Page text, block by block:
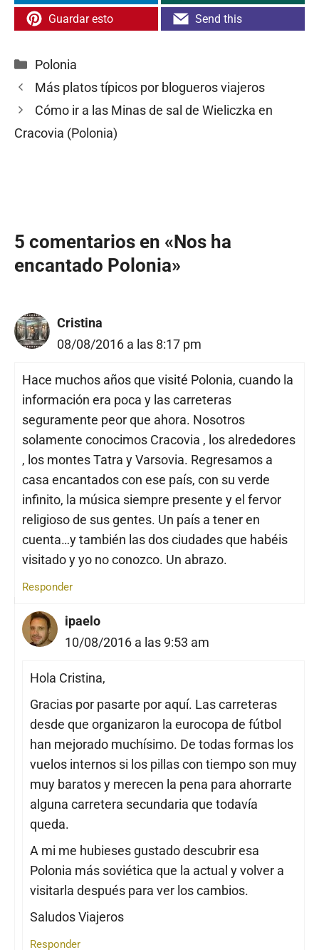
Guardar esto
Send this
Categorías
Polonia
Más platos típicos por blogueros viajeros
Cómo ir a las Minas de sal de Wieliczka en
Cracovia (Polonia)
5 comentarios en «Nos ha
encantado Polonia»
Cristina
08/08/2016 a las 8:17 pm
Hace muchos años que visité Polonia, cuando la
información era poca y las carreteras
seguramente peor que ahora. Nosotros
solamente conocimos Cracovia , los alrededores
, los montes Tatra y Varsovia. Regresamos a
casa encantados con ese país, con su verde
infinito, la música siempre presente y el fervor
religioso de sus gentes. Un país a tener en
cuenta…y también las dos ciudades que habéis
visitado y yo no conozco. Un abrazo.
Responder
ipaelo
10/08/2016 a las 9:53 am
Hola Cristina,
Gracias por pasarte por aquí. Las carreteras
desde que organizaron la eurocopa de fútbol
han mejorado muchísimo. De todas formas los
vuelos internos si los pillas con tiempo son muy
muy baratos y merecen la pena para ahorrarte
alguna carretera secundaria que todavía
queda.
A mi me hubieses gustado descubrir esa
Polonia más soviética que la actual y volver a
visitarla después para ver los cambios.
Saludos Viajeros
Responder